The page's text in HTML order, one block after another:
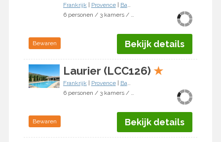
Frankrijk Provence| Bauduen
6 personen / 3 kamers / 2 slaapkamers
Bewaren Bekijk details
Laurier (LCC126) ★
Frankrijk Provence| Bauduen
6 personen / 3 kamers / 2 slaapkamers
Bewaren Bekijk details